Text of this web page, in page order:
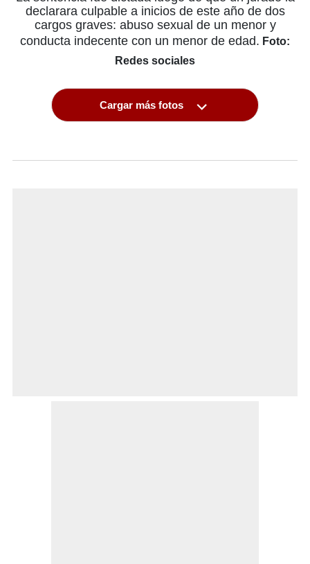
declarara culpable a inicios de este año de dos
cargos graves: abuso sexual de un menor y
conducta indecente con un menor de edad. Foto:
Redes sociales
Cargar más fotos